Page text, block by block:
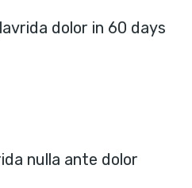
dolor in 60 days
nulla ante dolor